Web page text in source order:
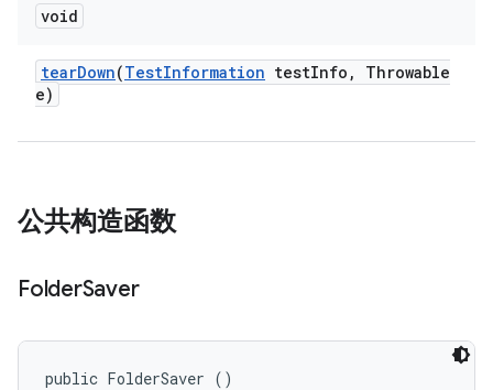
void
tearDown(TestInformation testInfo ,
Throwable
e)
公共构造函数
FolderSaver
public FolderSaver ()